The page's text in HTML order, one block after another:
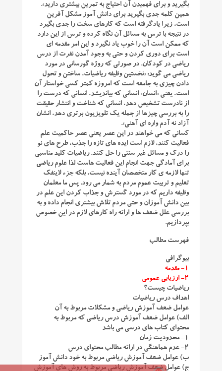
بگیرید و برای فهمیدن آن احتیاج به تمرین بیشتری دارید».
همین کلمه جدی بگیرید برای دانش آموز مشکل آفرین
است، زیرا یادگرفته است که کارهای سخت را جدی بگیرد
در نتیجه با ترس به مسائل آن نگاه کرده و ترس از این دارد
که ممکن است آن را خوب یاد نگیرد و این امر مقدمه ای
است برای دوری کردن و حتی به وجود آمدن نفرت از درس
ریاضی در کودکان. در صورتی که روژه گورسانی در مورد
ریاضی می گوید: «نخستین وظیفه ریاضیات، ساختن و تحول
دادن چیزی به جامعه است که امروزه کمتر کسی خواستار آن
است، یعنی «انسان» انسانی که بیاندیشد، انسانی که درست را
از نادرست تشخیص دهد، انسانی که شناخت و انتشار حقیقت
را به بررسی چیزها از جمله یک تلویزیون برتری دهد، انشان
آزاد نه آدم واره ای آهنی».
کسانی که می خواهند در این عصر یعنی عصر حاکمیت علم
فعالیت کنند، لازم است ایده های تازه را جذب، طرح های نو
را درک و مسائل غیر سنتی را حل کنند. ریاضیات کلید مناسبی
برای آمادگی جهت انجام این فعالیت هاست لذا علوم ریاضی
تنها لازمه ی کار متخصصان آینده نیست، بلکه جزء لاینفک
تعلیم و تربیت عموم مردم به شمار می رود. پس ما معلمان
وظیفه داریم که در مورد گسترش و جذاب کردن این علم در
بین دانش آموزان و حتی مردم تلاش بیشتری انجام داده و به
بررسی علل ضعف ها و ارائه راه کارهای لازم در این خصوص
بپردازیم.
فهرست مطالب
بیوگرافی
۱- مقدمه
۲- ارزیابی عمومی
ریاضیات چیست؟
اهداف درس ریاضیات
عوامل ضعف آموزش ریاضی و مشکلات مربوط به آن
الف) عوامل ضعف آموزش درس ریاضی که مربوط به
محتوای کتاب های درسی می باشد
۱- محدودیت زمان
۲- عدم هماهنگی در ارائه مطالب محتوای درس
ب) عوامل ضعف آموزش ریاضی مربوط به خود دانش آموز
ج) عوامل ضعف آموزش ریاضی مربوط به روش های آموزش